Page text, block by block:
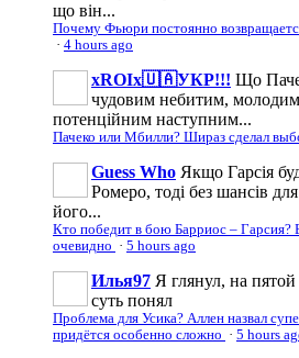
що він...
Почему Фьюри постоянно
· 4 hours ago
xROIx🇺🇦УКР!!! Що
чудовим небитим,
потенційним наступним...
Пачеко или Мбилли? Шираз сделал
Guess Who Якщо Гарсія
Ромеро, тоді без шансів
його...
Кто победит в бою Барриос – Гарсия?
очевидно · 5 hours ago
Илья97 Я глянул, на
суть понял
Проблема для Усика? Аллен назвал
придётся особенно сложно · 5 hours